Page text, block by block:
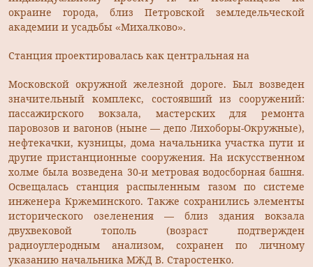
окраине города, близ Петровской земледельческой
академии и усадьбы «Михалково».
Станция проектировалась как центральная на
Московской окружной железной дороге. Был возведен
значительный комплекс, состоявший из сооружений:
пассажирского вокзала, мастерских для ремонта
паровозов и вагонов (ныне — депо Лихоборы-Окружные),
нефтекачки, кузницы, дома начальника участка пути и
другие пристанционные сооружения. На искусственном
холме была возведена 30-и метровая водосборная башня.
Освещалась станция распыленным газом по системе
инженера Кржеминского. Также сохранились элементы
исторического озеленения — близ здания вокзала
двухвековой тополь (возраст подтвержден
радиоуглеродным анализом, сохранен по личному
указанию начальника МЖД В. Старостенко.